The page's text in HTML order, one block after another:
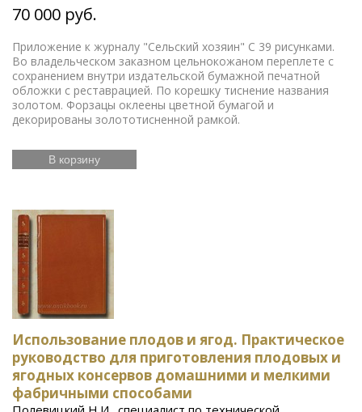
70 000 руб.
Приложение к журналу "Сельский хозяин" С 39 рисунками.
Во владельческом заказном цельнокожаном переплете с
сохранением внутри издательской бумажной печатной
обложки с реставрацией. По корешку тиснение названия
золотом. Форзацы оклеены цветной бумагой и
декорированы золототисненной рамкой.
В корзину
Использование плодов и ягод. Практическое
руководство для приготовления плодовых и
ягодных консервов домашними и мелкими
фабричными способами